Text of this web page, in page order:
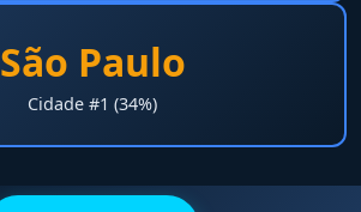
São Paulo
Cidade #1 (34%)